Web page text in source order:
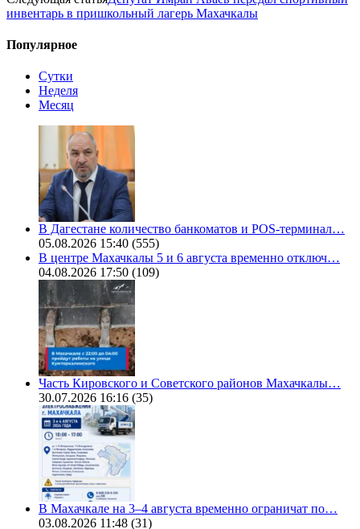
инвентарь в пришкольный лагерь Махачкалы
Популярное
Сутки
Неделя
Месяц
В Дагестане количество банкоматов и POS-терминал…
05.08.2026 15:40 (555)
В центре Махачкалы 5 и 6 августа временно отключ…
04.08.2026 17:50 (109)
Часть Кировского и Советского районов Махачкалы…
30.07.2026 16:16 (35)
В Махачкале на 3–4 августа временно ограничат по…
03.08.2026 11:48 (31)